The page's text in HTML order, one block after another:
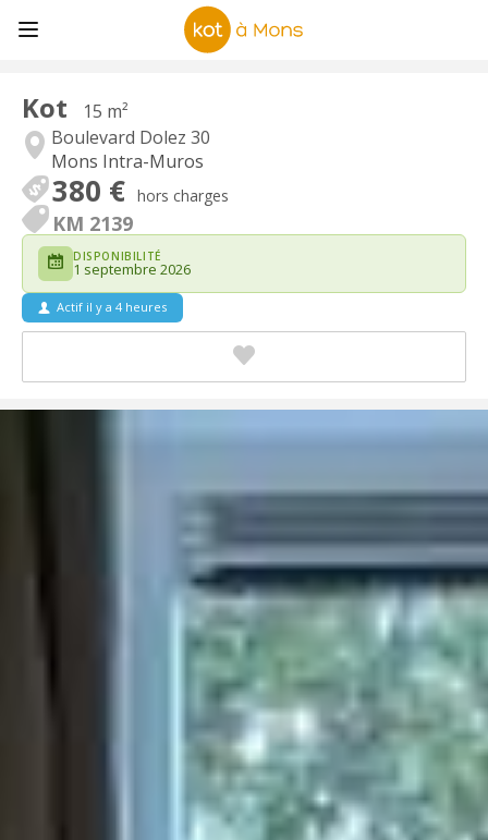
Kot
15 m²
Boulevard Dolez 30
Mons Intra-Muros
380 € hors charges
KM 2139
DISPONIBILITÉ
1 septembre 2026
Actif il y a 4 heures